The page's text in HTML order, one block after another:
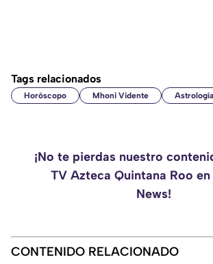
Tags relacionados
Horóscopo Mhoni Vidente Astrología
¡No te pierdas nuestro
TV Azteca Quintana Roo
News!
CONTENIDO RELACIONADO